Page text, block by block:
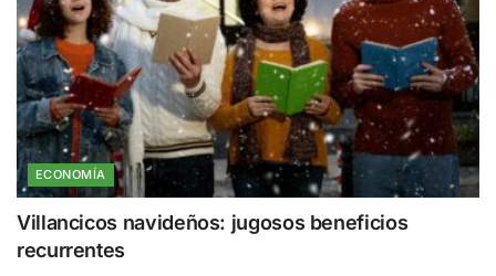
ECONOMÍA
Villancicos navideños: jugosos beneficios
recurrentes